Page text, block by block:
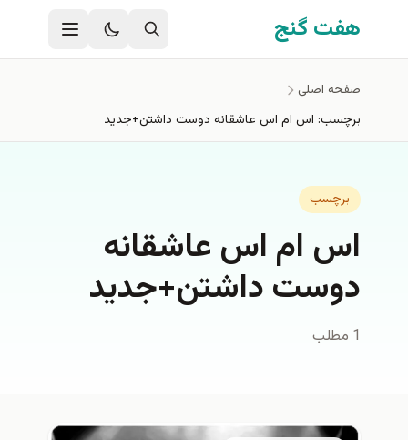
رفتن به محتوای اصلی
هفت گنج
صفحه اصلی
برچسب: اس ام اس عاشقانه دوست داشتن+جديد
برچسب
اس ام اس عاشقانه
دوست داشتن+جديد
1 مطلب